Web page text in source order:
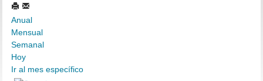
Anual
Mensual
Semanal
Hoy
Ir al mes específico